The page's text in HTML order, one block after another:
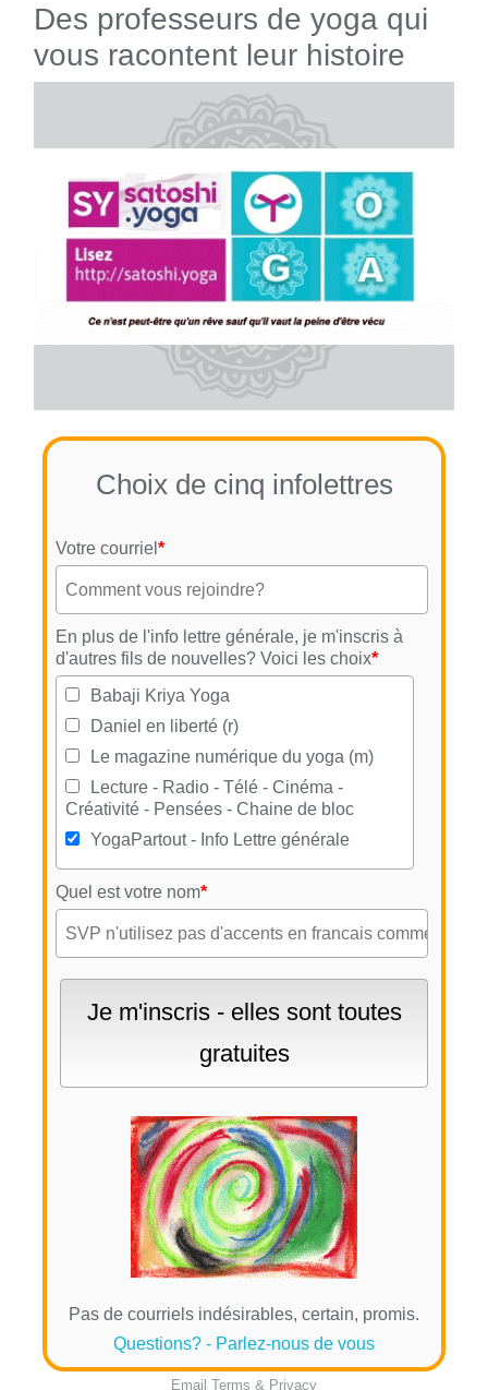
Des professeurs de yoga qui
vous racontent leur histoire
Choix de cinq infolettres
Votre courriel *
En plus de l'info lettre générale, je m'inscris à
d'autres fils de nouvelles? Voici les choix*
Babaji Kriya Yoga
Daniel en liberté (r)
Le magazine numérique du yoga (m)
Lecture - Radio - Télé - Cinéma -
Créativité - Pensées - Chaine de bloc
YogaPartout - Info Lettre générale
Quel est votre nom*
Pas de courriels indésirables, certain, promis.
Questions? - Parlez-nous de vous
Email Terms & Privacy